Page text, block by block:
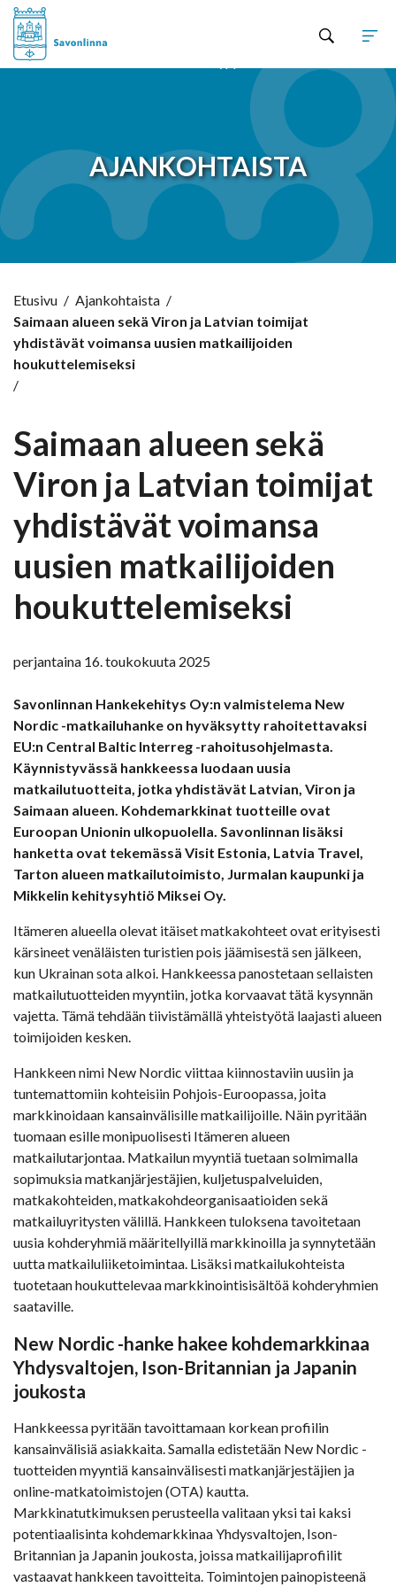
AJANKOHTAISTA
Etusivu / Ajankohtaista /
Saimaan alueen sekä Viron ja Latvian toimijat
yhdistävät voimansa uusien matkailijoiden
houkuttelemiseksi
/
Saimaan alueen sekä
Viron ja Latvian toimijat
yhdistävät voimansa
uusien matkailijoiden
houkuttelemiseksi
perjantaina 16. toukokuuta 2025
Savonlinnan Hankekehitys Oy:n valmistelema New
Nordic -matkailuhanke on hyväksytty rahoitettavaksi
EU:n Central Baltic Interreg -rahoitusohjelmasta.
Käynnistyvässä hankkeessa luodaan uusia
matkailutuotteita, jotka yhdistävät Latvian, Viron ja
Saimaan alueen. Kohdemarkkinat tuotteille ovat
Euroopan Unionin ulkopuolella. Savonlinnan lisäksi
hanketta ovat tekemässä Visit Estonia, Latvia Travel,
Tarton alueen matkailutoimisto, Jurmalan kaupunki ja
Mikkelin kehitysyhtiö Miksei Oy.
Itämeren alueella olevat itäiset matkakohteet ovat erityisesti
kärsineet venäläisten turistien pois jäämisestä sen jälkeen,
kun Ukrainan sota alkoi. Hankkeessa panostetaan sellaisten
matkailutuotteiden myyntiin, jotka korvaavat tätä kysynnän
vajetta. Tämä tehdään tiivistämällä yhteistyötä laajasti alueen
toimijoiden kesken.
Hankkeen nimi New Nordic viittaa kiinnostaviin uusiin ja
tuntemattomiin kohteisiin Pohjois-Euroopassa, joita
markkinoidaan kansainvälisille matkailijoille. Näin pyritään
tuomaan esille monipuolisesti Itämeren alueen
matkailutarjontaa. Matkailun myyntiä tuetaan solmimalla
sopimuksia matkanjärjestäjien, kuljetuspalveluiden,
matkakohteiden, matkakohdeorganisaatioiden sekä
matkailuyritysten välillä. Hankkeen tuloksena tavoitetaan
uusia kohderyhmiä määritellyillä markkinoilla ja synnytetään
uutta matkailuliiketoimintaa. Lisäksi matkailukohteista
tuotetaan houkuttelevaa markkinointisisältöä kohderyhmien
saataville.
New Nordic -hanke hakee kohdemarkkinaa
Yhdysvaltojen, Ison-Britannian ja Japanin
joukosta
Hankkeessa pyritään tavoittamaan korkean profiilin
kansainvälisiä asiakkaita. Samalla edistetään New Nordic -
tuotteiden myyntiä kansainvälisesti matkanjärjestäjien ja
online-matkatoimistojen (OTA) kautta.
Markkinatutkimuksen perusteella valitaan yksi tai kaksi
potentiaalisinta kohdemarkkinaa Yhdysvaltojen, Ison-
Britannian ja Japanin joukosta, joissa matkailijaprofiilit
vastaavat hankkeen tavoitteita. Toimintojen painopisteenä